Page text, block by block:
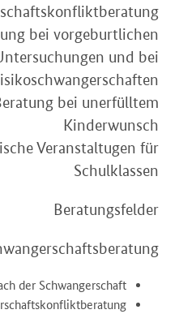
bei vorgeburtlichen
und bei
bei unerfülltem
Kinderwunsch
Veranstaltugen für
Schulklassen
Beratungsfelder
der Schwangerschaft